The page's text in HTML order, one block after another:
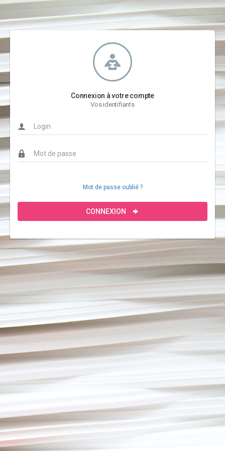
Connexion à votre compte
Vos identifiants
Mot de passe oublié ?
CONNEXION